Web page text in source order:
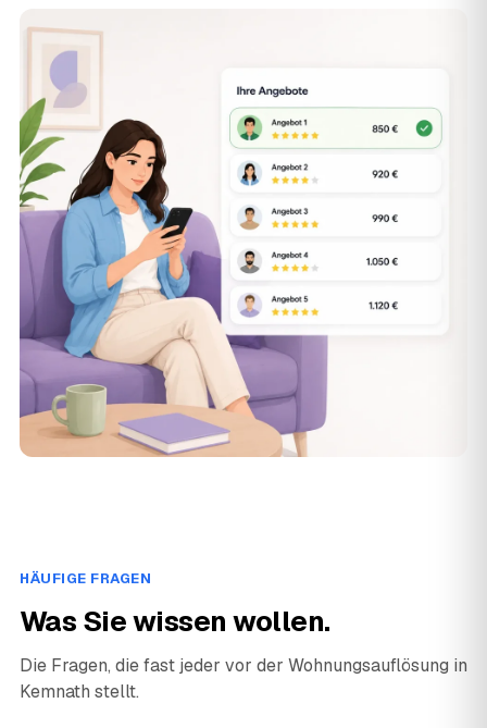
HÄUFIGE FRAGEN
Was Sie wissen wollen.
Die Fragen, die fast jeder vor der Wohnungsauflösung in
Kemnath stellt.